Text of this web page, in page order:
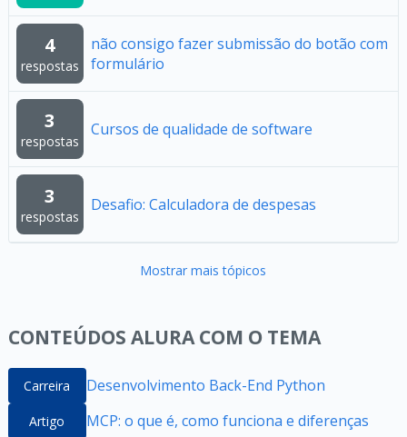
4
respostas
não consigo fazer submissão do botão com
formulário
3
respostas
Cursos de qualidade de software
3
respostas
Desafio: Calculadora de despesas
Mostrar mais tópicos
CONTEÚDOS ALURA COM O TEMA
Carreira Desenvolvimento Back-End Python
Artigo MCP: o que é, como funciona e diferenças